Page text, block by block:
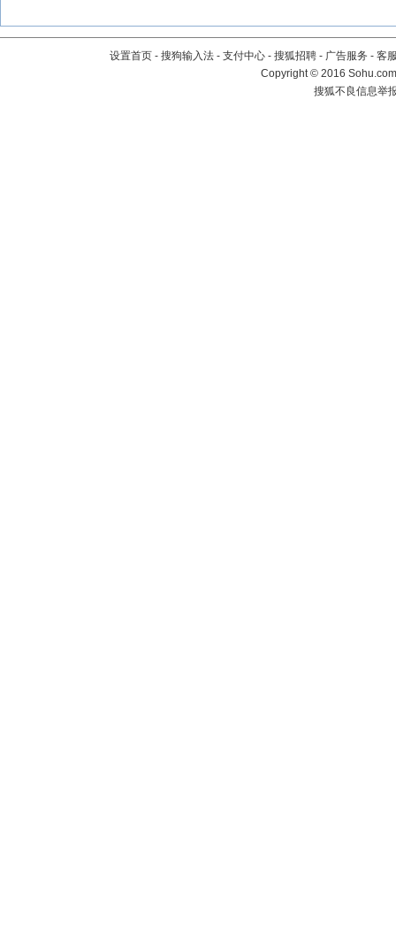
设置首页 - 搜狗输入法 - 支付中心 - 搜狐招聘 - 广告服务 - 客
Copyright©2016
搜狐不良信息举